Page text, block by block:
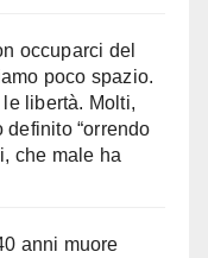
occuparci del
poco spazio.
libertà. Molti,
“orrendo
che male ha
anni muore